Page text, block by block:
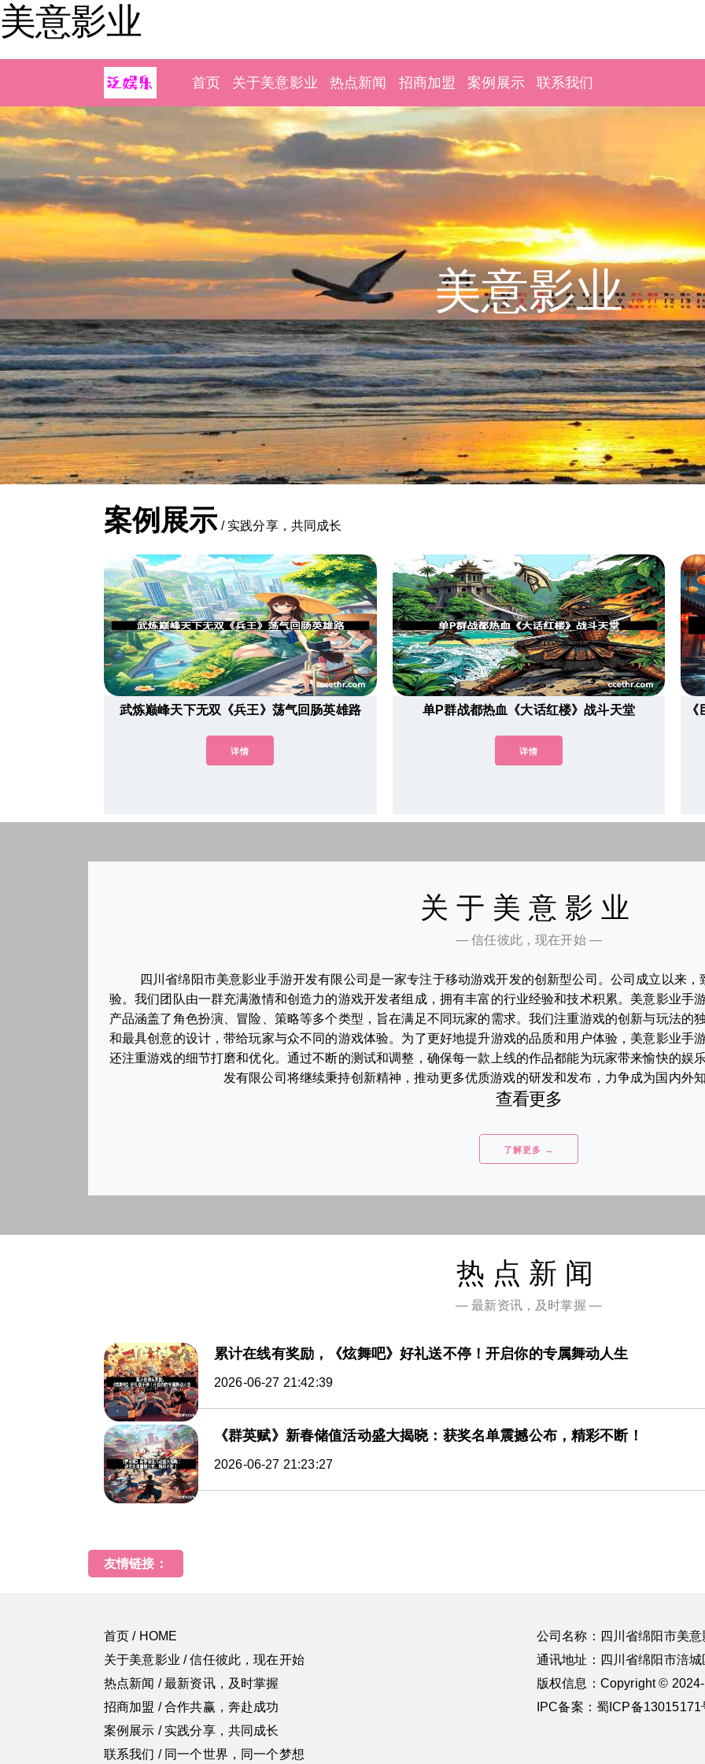
美意影业
首页 关于美意影业 热点新闻 招商加盟 案例展示 联系我们
美意影业
案例展示 / 实践分享，共同成长
武炼巅峰天下无双《兵王》荡气回肠英雄路
详情
单P群战都热血《大话红楼》战斗天堂
详情
关于美意影业
— 信任彼此，现在开始 —
四川省绵阳市美意影业手游开发有限公司是一家专注于移动游戏开发的创新型公司。公司成立以来
验。我们团队由一群充满激情和创造力的游戏开发者组成，拥有丰富的行业经验和技术积累。美意影业手
产品涵盖了角色扮演、冒险、策略等多个类型，旨在满足不同玩家的需求。我们注重游戏的创新与玩法的
和最具创意的设计，带给玩家与众不同的游戏体验。为了更好地提升游戏的品质和用户体验，美意影业手
还注重游戏的细节打磨和优化。通过不断的测试和调整，确保每一款上线的作品都能为玩家带来愉快的娱
发有限公司将继续秉持创新精神，推动更多优质游戏的研发和发布，力争成为国内外
查看更多
了解更多 →
热点新闻
— 最新资讯，及时掌握 —
累计在线有奖励，《炫舞吧》好礼送不停！开启你的专属舞动人生
2026-06-27 21:42:39
《群英赋》新春储值活动盛大揭晓：获奖名单震撼公布，精彩不断！
2026-06-27 21:23:27
友情链接：
首页 / HOME
关于美意影业 / 信任彼此，现在开始
热点新闻 / 最新资讯，及时掌握
招商加盟 / 合作共赢，奔赴成功
案例展示 / 实践分享，共同成长
联系我们 / 同一个世界，同一个梦想
公司名称：四川省绵阳市美
通讯地址：四川省绵阳市涪
版权信息：Copyright ©
IPC备案：蜀ICP备13015171